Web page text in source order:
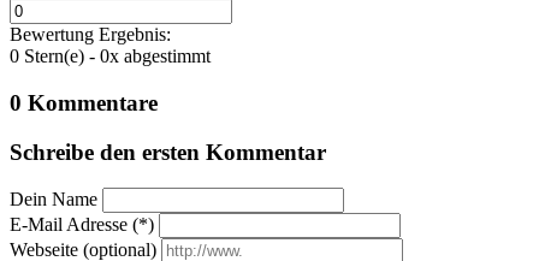
Bewertung Ergebnis:
0 Stern(e) - 0x abgestimmt
0 Kommentare
Schreibe den ersten Kommentar
Dein Name
E-Mail Adresse (*)
Webseite (optional)